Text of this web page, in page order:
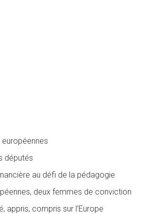
députés
au défi de la pédagogie
deux femmes de conviction
appris, compris sur l’Europe